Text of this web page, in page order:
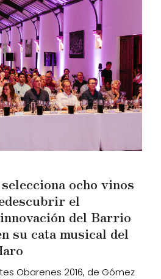
ocho vinos
el
del Barrio
su cata musical del
Obarenes 2016, de Gómez